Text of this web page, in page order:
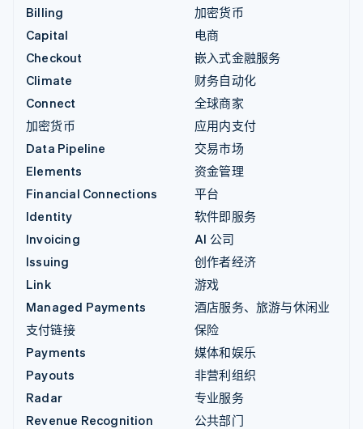
Billing
Capital
Checkout
Climate
Connect
加密货币
Data Pipeline
Elements
Financial Connections
Identity
Invoicing
Issuing
Link
Managed Payments
支付链接
Payments
Payouts
Radar
Revenue Recognition
加密货币
电商
嵌入式金融服务
财务自动化
全球商家
应用内支付
交易市场
资金管理
平台
软件即服务
AI 公司
创作者经济
游戏
酒店服务、旅游与休闲业
保险
媒体和娱乐
非营利组织
专业服务
公共部门